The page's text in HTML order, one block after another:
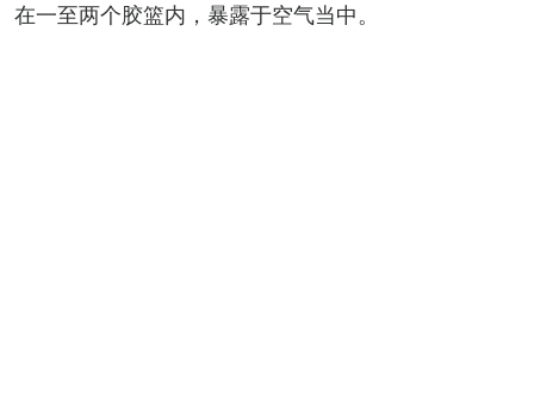
在一至两个胶篮内，暴露于空气当中。